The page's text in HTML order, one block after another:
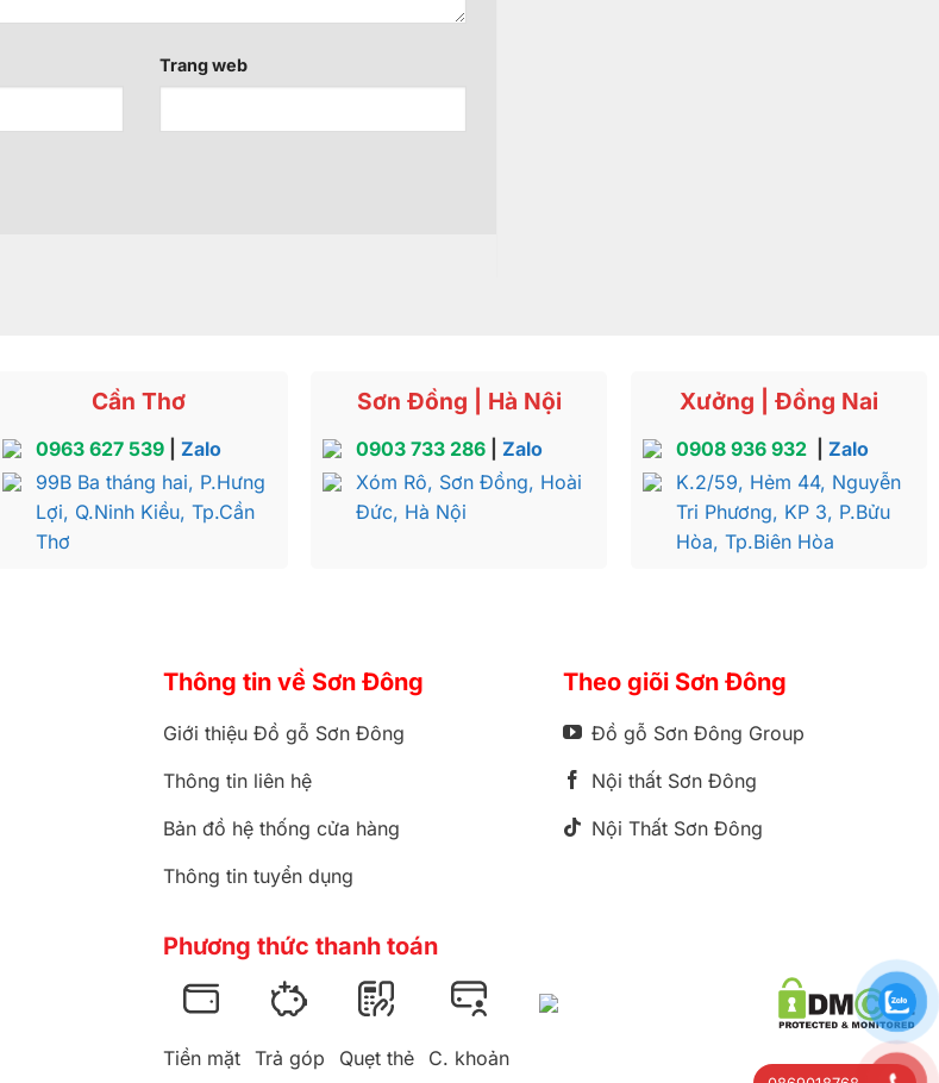
Trang web
Cần Thơ
0963 627 539 |Zalo
99B Ba tháng hai, P.Hưng
Lợi, Q.Ninh Kiều, Tp.Cần
Thơ
Sơn Đồng | Hà Nội
0903 733 286 |Zalo
Xóm Rô, Sơn Đồng, Hoài
Đức, Hà Nội
Xưởng | Đồng Nai
0908 936 932
Zalo
K.2/59, Hẻm 44, Nguyễn
Tri Phương, KP 3, P.Bửu
Hòa, Tp.Biên Hòa
Thông tin về Sơn Đông
Giới thiệu Đồ gỗ Sơn Đông
Thông tin liên hệ
Bản đồ hệ thống cửa hàng
Thông tin tuyển dụng
Theo giõi Sơn Đông
Đồ gỗ Sơn Đông Group
Nội thất Sơn Đông
Nội Thất Sơn Đông
Phương thức thanh toán
Tiền mặt Trả góp Quẹt thẻ C. khoản